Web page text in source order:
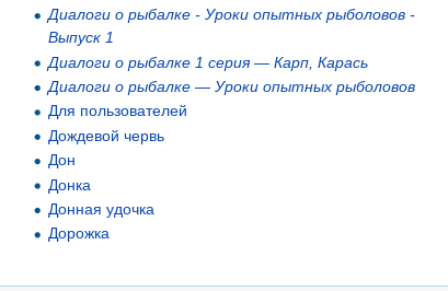
Диалоги о рыбалке - Уроки опытных рыболовов -
Выпуск 1
Диалоги о рыбалке 1 серия — Карп, Карась
Диалоги о рыбалке — Уроки опытных рыболовов
Для пользователей
Дождевой червь
Дон
Донка
Донная удочка
Дорожка